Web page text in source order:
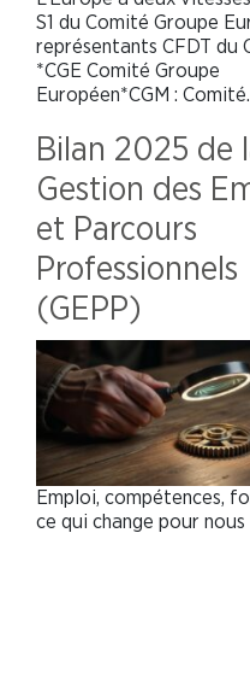
S1 du Comité Groupe
représentants CFDT du
*CGE Comité Groupe
Européen*CGM :
Bilan 2025 de
Gestion des
et Parcours
Professionnels
(GEPP)
Emploi, compétences,
ce qui change pour nous